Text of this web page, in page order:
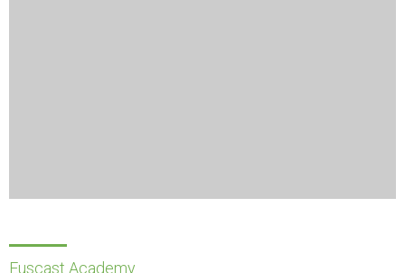
Euscast Academy